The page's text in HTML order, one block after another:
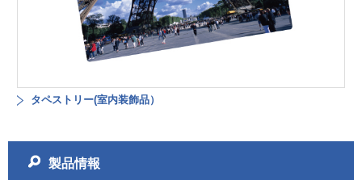
タペストリー(室内装飾品）
製品情報